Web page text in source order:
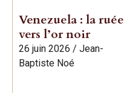
Venezuela : la ruée
vers l’or noir
26 juin 2026 / Jean-
Baptiste Noé